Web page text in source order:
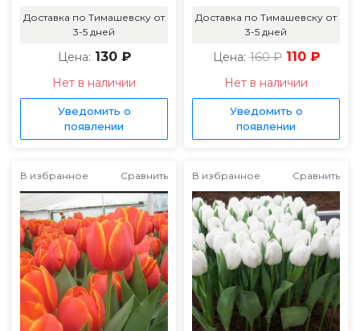
Доставка по Тимашевску от
3-5 дней
Цена: 130 ₽
Нет в наличии
Уведомить о
появлении
Доставка по Тимашевску от
3-5 дней
Цена: 160 ₽ 110 ₽
Нет в наличии
Уведомить о
появлении
В избранное Сравнить В избранное Сравнить